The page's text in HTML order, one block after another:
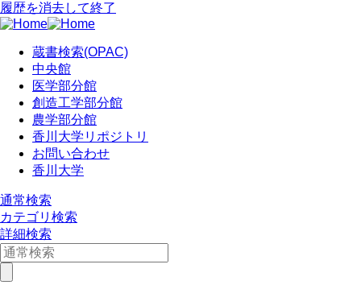
履歴を消去して終了
蔵書検索(OPAC)
中央館
医学部分館
創造工学部分館
農学部分館
香川大学リポジトリ
お問い合わせ
香川大学
通常検索
カテゴリ検索
詳細検索